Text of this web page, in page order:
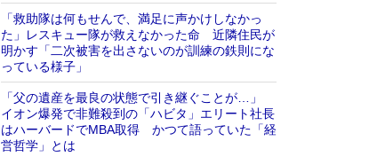
「救助隊は何もせんで、満足に声かけしなかっ
た」レスキュー隊が救えなかった命 近隣住民が
明かす「二次被害を出さないのが訓練の鉄則にな
っている様子」
「父の遺産を最良の状態で引き継ぐことが…」
イオン爆発で非難殺到の「ハビタ」エリート社長
はハーバードでMBA取得 かつて語っていた「経
営哲学」とは